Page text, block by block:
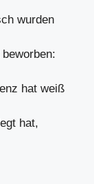
wurden
hat weiß
hat,